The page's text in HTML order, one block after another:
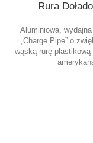
Rura
Aluminiowa,
„Charge Pipe” o
wąską rurę